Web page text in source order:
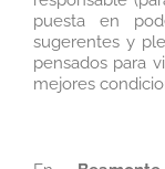
puesta en
sugerentes y
pensados para
mejores